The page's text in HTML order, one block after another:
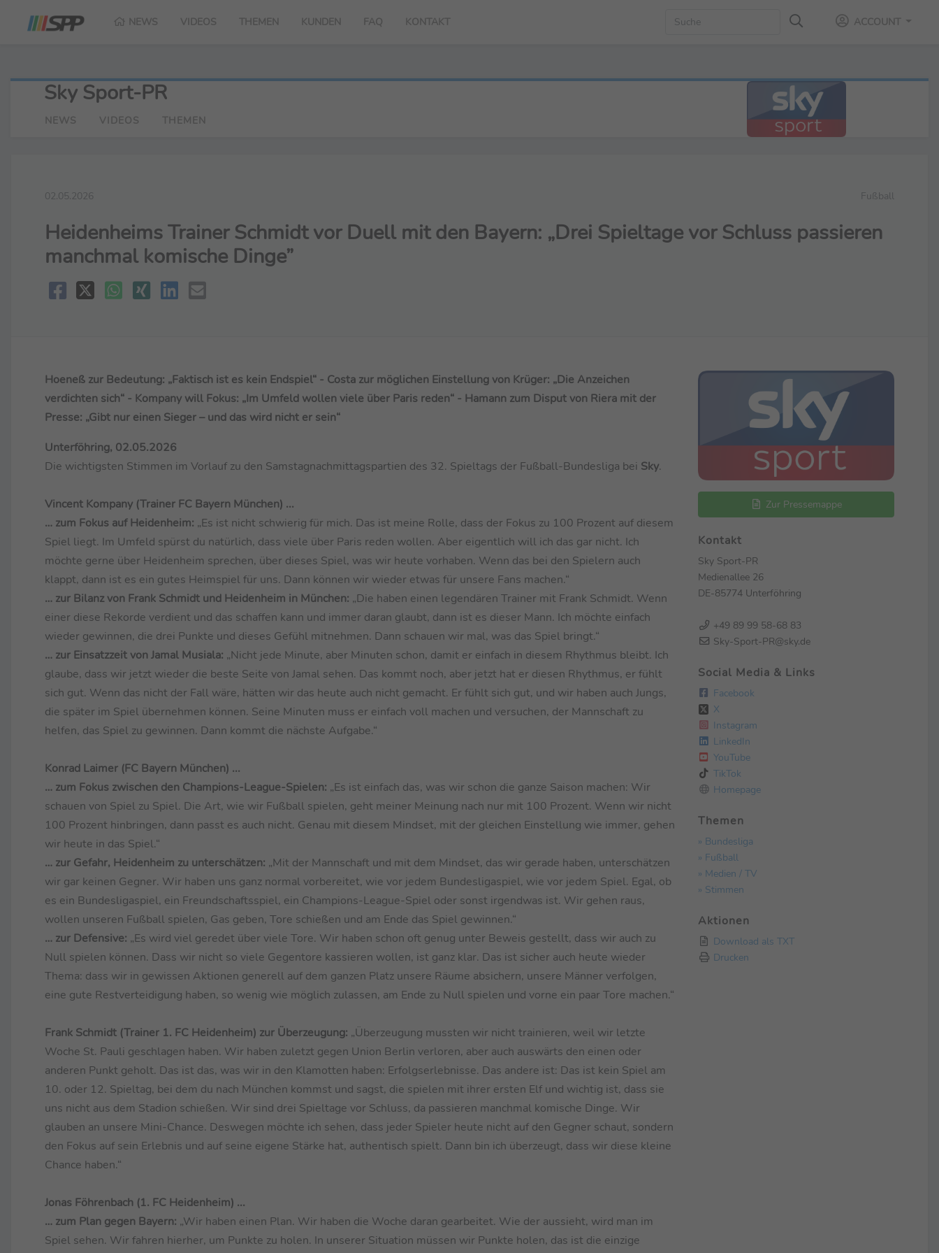
NEWS VIDEOS THEMEN KUNDEN FAQ KONTAKT ACCOUNT
Sky Sport-PR
NEWS VIDEOS THEMEN
02.05.2026 Fußball
Heidenheims Trainer Schmidt vor Duell mit den Bayern: „Drei Spieltage vor Schluss passieren
manchmal komische Dinge”
Hoeneß zur Bedeutung: „Faktisch ist es kein Endspiel“ - Costa zur möglichen Einstellung von Krüger: „Die Anzeichen
verdichten sich“ - Kompany will Fokus: „Im Umfeld wollen viele über Paris reden“ - Hamann zum Disput von Riera mit der
Presse: „Gibt nur einen Sieger – und das wird nicht er sein“
Unterföhring, 02.05.2026
Die wichtigsten Stimmen im Vorlauf zu den Samstagnachmittagspartien des 32. Spieltags der Fußball-Bundesliga bei Sky.
Vincent Kompany (Trainer FC Bayern München) ...
… zum Fokus auf Heidenheim: „Es ist nicht schwierig für mich. Das ist meine Rolle, dass der Fokus zu 100 Prozent auf diesem
Spiel liegt. Im Umfeld spürst du natürlich, dass viele über Paris reden wollen. Aber eigentlich will ich das gar nicht. Ich
möchte gerne über Heidenheim sprechen, über dieses Spiel, was wir heute vorhaben. Wenn das bei den Spielern auch
klappt, dann ist es ein gutes Heimspiel für uns. Dann können wir wieder etwas für unsere Fans machen.“
… zur Bilanz von Frank Schmidt und Heidenheim in München: „Die haben einen legendären Trainer mit Frank Schmidt. Wenn
einer diese Rekorde verdient und das schaffen kann und immer daran glaubt, dann ist es dieser Mann. Ich möchte einfach
wieder gewinnen, die drei Punkte und dieses Gefühl mitnehmen. Dann schauen wir mal, was das Spiel bringt.“
… zur Einsatzzeit von Jamal Musiala: „Nicht jede Minute, aber Minuten schon, damit er einfach in diesem Rhythmus bleibt. Ich
glaube, dass wir jetzt wieder die beste Seite von Jamal sehen. Das kommt noch, aber jetzt hat er diesen Rhythmus, er fühlt
sich gut. Wenn das nicht der Fall wäre, hätten wir das heute auch nicht gemacht. Er fühlt sich gut, und wir haben auch Jungs,
die später im Spiel übernehmen können. Seine Minuten muss er einfach voll machen und versuchen, der Mannschaft zu
helfen, das Spiel zu gewinnen. Dann kommt die nächste Aufgabe.“
Konrad Laimer (FC Bayern München) ...
… zum Fokus zwischen den Champions-League-Spielen: „Es ist einfach das, was wir schon die ganze Saison machen: Wir
schauen von Spiel zu Spiel. Die Art, wie wir Fußball spielen, geht meiner Meinung nach nur mit 100 Prozent. Wenn wir nicht
100 Prozent hinbringen, dann passt es auch nicht. Genau mit diesem Mindset, mit der gleichen Einstellung wie immer, gehen
wir heute in das Spiel.“
… zur Gefahr, Heidenheim zu unterschätzen: „Mit der Mannschaft und mit dem Mindset, das wir gerade haben, unterschätzen
wir gar keinen Gegner. Wir haben uns ganz normal vorbereitet, wie vor jedem Bundesligaspiel, wie vor jedem Spiel. Egal, ob
es ein Bundesligaspiel, ein Freundschaftsspiel, ein Champions-League-Spiel oder sonst irgendwas ist. Wir gehen raus,
wollen unseren Fußball spielen, Gas geben, Tore schießen und am Ende das Spiel gewinnen.“
… zur Defensive: „Es wird viel geredet über viele Tore. Wir haben schon oft genug unter Beweis gestellt, dass wir auch zu
Null spielen können. Dass wir nicht so viele Gegentore kassieren wollen, ist ganz klar. Das ist sicher auch heute wieder
Thema: dass wir in gewissen Aktionen generell auf dem ganzen Platz unsere Räume absichern, unsere Männer verfolgen,
eine gute Restverteidigung haben, so wenig wie möglich zulassen, am Ende zu Null spielen und vorne ein paar Tore machen.“
Frank Schmidt (Trainer 1. FC Heidenheim) zur Überzeugung: „Überzeugung mussten wir nicht trainieren, weil wir letzte
Woche St. Pauli geschlagen haben. Wir haben zuletzt gegen Union Berlin verloren, aber auch auswärts den einen oder
anderen Punkt geholt. Das ist das, was wir in den Klamotten haben: Erfolgserlebnisse. Das andere ist: Das ist kein Spiel am
10. oder 12. Spieltag, bei dem du nach München kommst und sagst, die spielen mit ihrer ersten Elf und wichtig ist, dass sie
uns nicht aus dem Stadion schießen. Wir sind drei Spieltage vor Schluss, da passieren manchmal komische Dinge. Wir
glauben an unsere Mini-Chance. Deswegen möchte ich sehen, dass jeder Spieler heute nicht auf den Gegner schaut, sondern
den Fokus auf sein Erlebnis und auf seine eigene Stärke hat, authentisch spielt. Dann bin ich überzeugt, dass wir diese kleine
Chance haben.“
Jonas Föhrenbach (1. FC Heidenheim) ...
… zum Plan gegen Bayern: „Wir haben einen Plan. Wir haben die Woche daran gearbeitet. Wie der aussieht, wird man im
Spiel sehen. Wir fahren hierher, um Punkte zu holen. In unserer Situation müssen wir Punkte holen, das ist die einzige
Zur Pressemappe
Kontakt
Sky Sport-PR
Medienallee 26
DE-85774 Unterföhring
+49 89 99 58-68 83
Sky-Sport-PR@sky.de
Social Media & Links
Facebook
X
Instagram
LinkedIn
YouTube
TikTok
Homepage
Themen
» Bundesliga
» Fußball
» Medien / TV
» Stimmen
Aktionen
Download als TXT
Drucken